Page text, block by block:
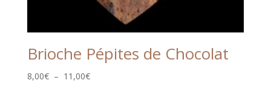
Brioche Pépites de Chocolat
8,00€ – 11,00€Plage